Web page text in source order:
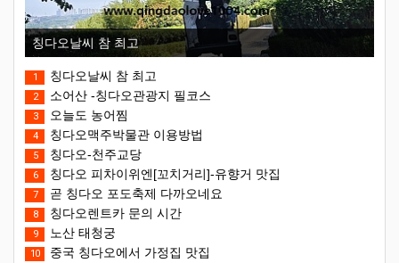
칭다오날씨 참 최고
1 칭다오날씨 참 최고
2 소어산 -칭다오관광지 필코스
3 오늘도 농어찜
4 칭다오맥주박물관 이용방법
5 칭다오-천주교당
6 칭다오 피차이위엔[꼬치거리]-유향거 맛집
7 곧 칭다오 포도축제 다까오네요
8 칭다오렌트카 문의 시간
9 노산 태청궁
10 중국 칭다오에서 가정집 맛집